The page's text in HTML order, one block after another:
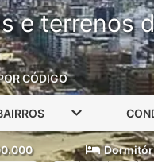
e terrenos
CÓDIGO